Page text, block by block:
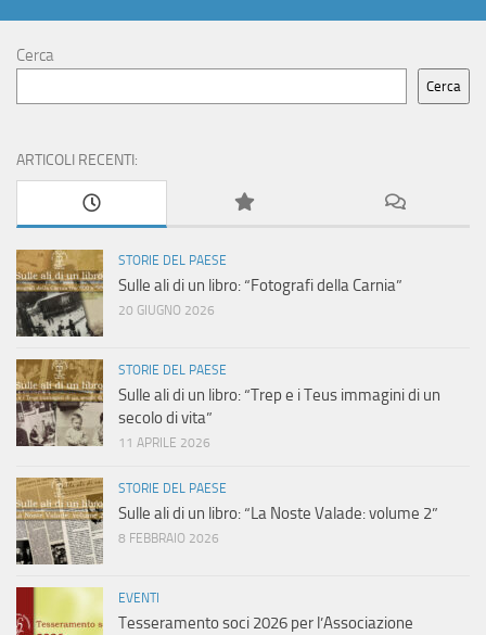
Cerca
Cerca
ARTICOLI RECENTI:
STORIE DEL PAESE
Sulle ali di un libro: “Fotografi della Carnia”
20 GIUGNO 2026
STORIE DEL PAESE
Sulle ali di un libro: “Trep e i Teus immagini di un
secolo di vita”
11 APRILE 2026
STORIE DEL PAESE
Sulle ali di un libro: “La Noste Valade: volume 2”
8 FEBBRAIO 2026
EVENTI
Tesseramento soci 2026 per l’Associazione